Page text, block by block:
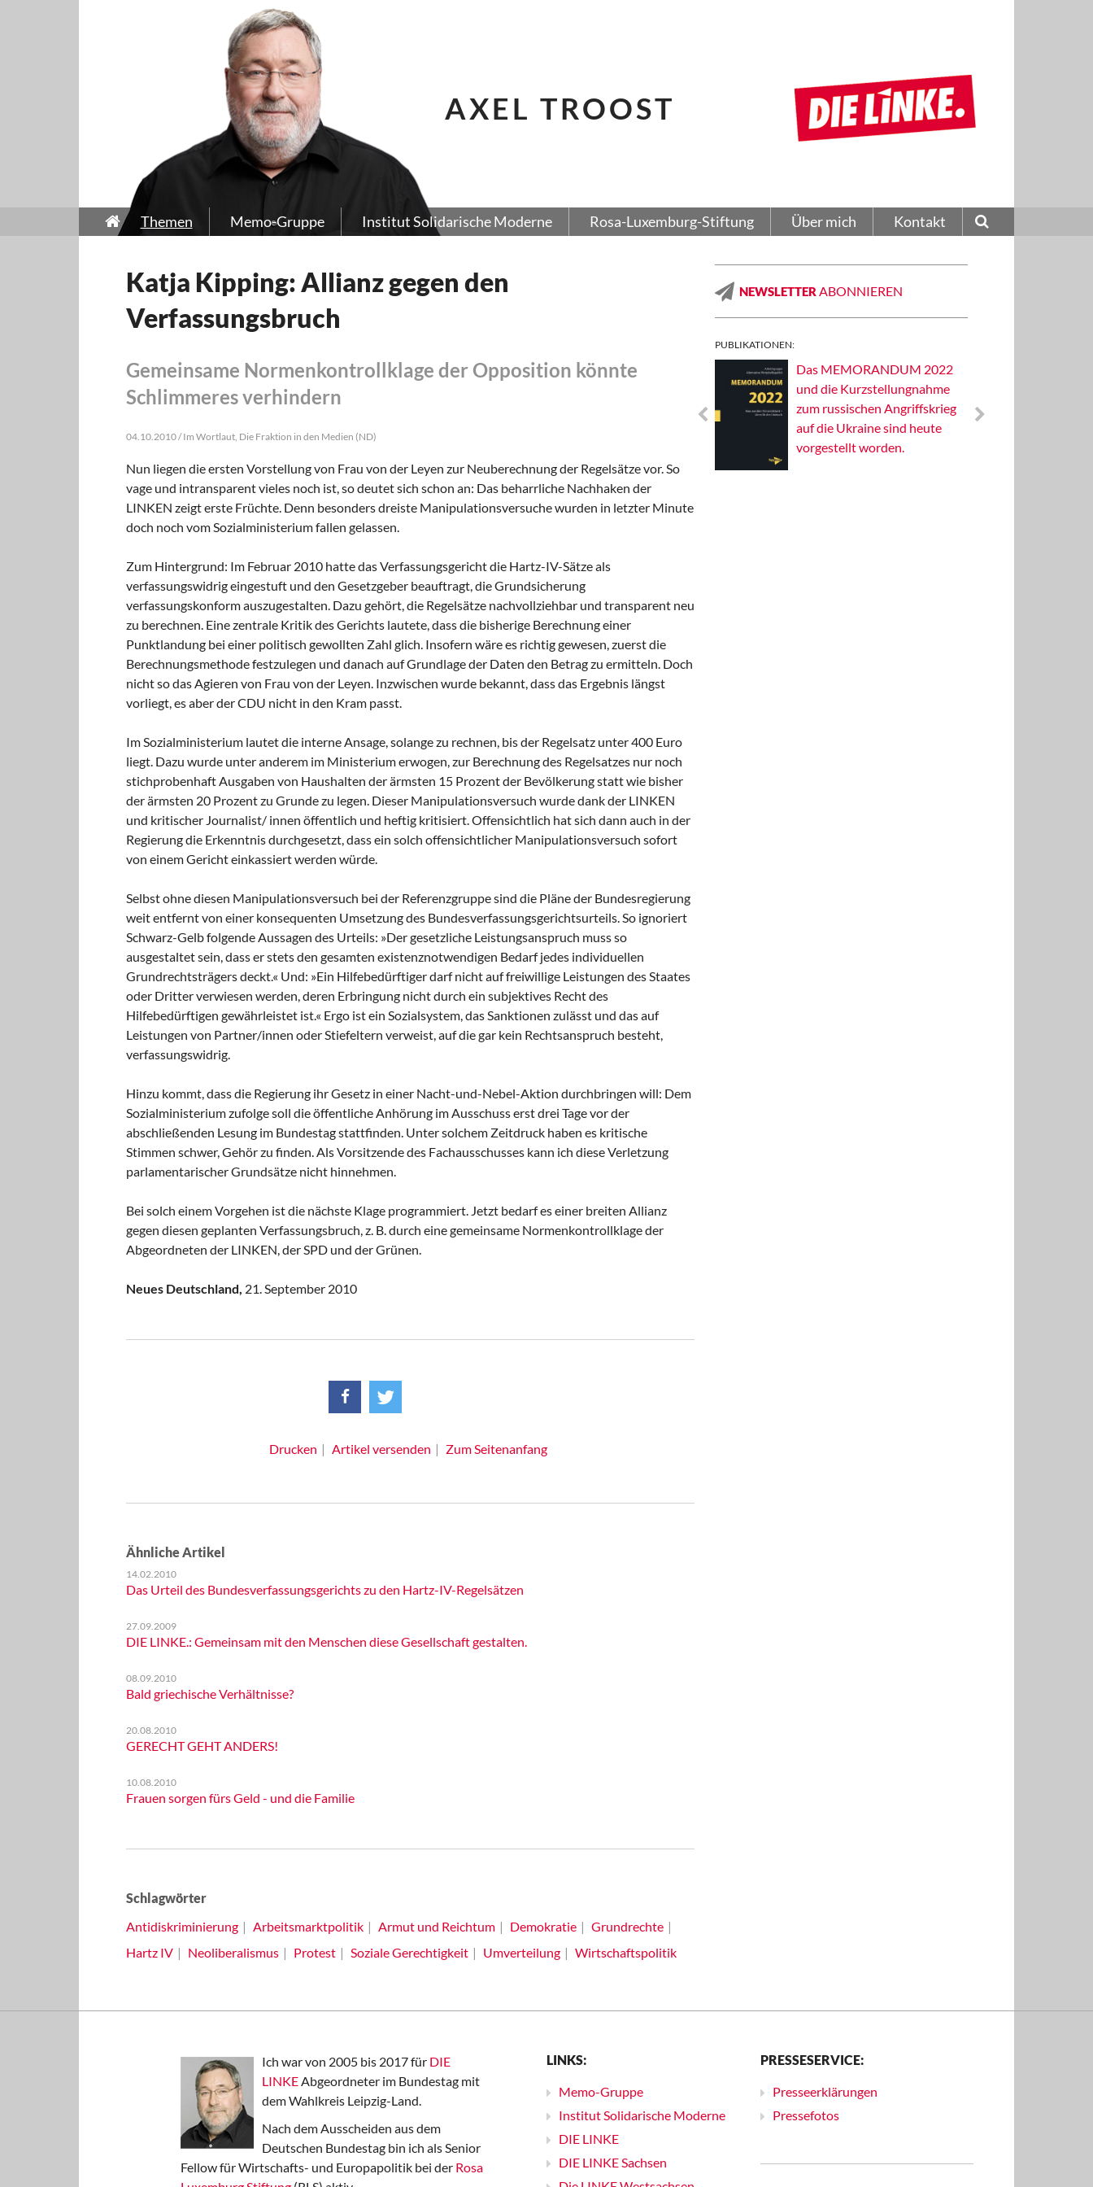
AXEL TROOST
Themen Memo-Gruppe Institut Solidarische Moderne Rosa-Luxemburg-Stiftung Über mich Kontakt
Katja Kipping: Allianz gegen den
Verfassungsbruch
Gemeinsame Normenkontrollklage der Opposition könnte
Schlimmeres verhindern
04.10.2010 / Im Wortlaut, Die Fraktion in den Medien (ND)
Nun liegen die ersten Vorstellung von Frau von der Leyen zur Neuberechnung der Regelsätze vor. So
vage und intransparent vieles noch ist, so deutet sich schon an: Das beharrliche Nachhaken der
LINKEN zeigt erste Früchte. Denn besonders dreiste Manipulationsversuche wurden in letzter Minute
doch noch vom Sozialministerium fallen gelassen.
Zum Hintergrund: Im Februar 2010 hatte das Verfassungsgericht die Hartz-IV-Sätze als
verfassungswidrig eingestuft und den Gesetzgeber beauftragt, die Grundsicherung
verfassungskonform auszugestalten. Dazu gehört, die Regelsätze nachvollziehbar und transparent neu
zu berechnen. Eine zentrale Kritik des Gerichts lautete, dass die bisherige Berechnung einer
Punktlandung bei einer politisch gewollten Zahl glich. Insofern wäre es richtig gewesen, zuerst die
Berechnungsmethode festzulegen und danach auf Grundlage der Daten den Betrag zu ermitteln. Doch
nicht so das Agieren von Frau von der Leyen. Inzwischen wurde bekannt, dass das Ergebnis längst
vorliegt, es aber der CDU nicht in den Kram passt.
Im Sozialministerium lautet die interne Ansage, solange zu rechnen, bis der Regelsatz unter 400 Euro
liegt. Dazu wurde unter anderem im Ministerium erwogen, zur Berechnung des Regelsatzes nur noch
stichprobenhaft Ausgaben von Haushalten der ärmsten 15 Prozent der Bevölkerung statt wie bisher
der ärmsten 20 Prozent zu Grunde zu legen. Dieser Manipulationsversuch wurde dank der LINKEN
und kritischer Journalist/ innen öffentlich und heftig kritisiert. Offensichtlich hat sich dann auch in der
Regierung die Erkenntnis durchgesetzt, dass ein solch offensichtlicher Manipulationsversuch sofort
von einem Gericht einkassiert werden würde.
Selbst ohne diesen Manipulationsversuch bei der Referenzgruppe sind die Pläne der Bundesregierung
weit entfernt von einer konsequenten Umsetzung des Bundesverfassungsgerichtsurteils. So ignoriert
Schwarz-Gelb folgende Aussagen des Urteils: »Der gesetzliche Leistungsanspruch muss so
ausgestaltet sein, dass er stets den gesamten existenznotwendigen Bedarf jedes individuellen
Grundrechtsträgers deckt.« Und: »Ein Hilfebedürftiger darf nicht auf freiwillige Leistungen des Staates
oder Dritter verwiesen werden, deren Erbringung nicht durch ein subjektives Recht des
Hilfebedürftigen gewährleistet ist.« Ergo ist ein Sozialsystem, das Sanktionen zulässt und das auf
Leistungen von Partner/innen oder Stiefeltern verweist, auf die gar kein Rechtsanspruch besteht,
verfassungswidrig.
Hinzu kommt, dass die Regierung ihr Gesetz in einer Nacht-und-Nebel-Aktion durchbringen will: Dem
Sozialministerium zufolge soll die öffentliche Anhörung im Ausschuss erst drei Tage vor der
abschließenden Lesung im Bundestag stattfinden. Unter solchem Zeitdruck haben es kritische
Stimmen schwer, Gehör zu finden. Als Vorsitzende des Fachausschusses kann ich diese Verletzung
parlamentarischer Grundsätze nicht hinnehmen.
Bei solch einem Vorgehen ist die nächste Klage programmiert. Jetzt bedarf es einer breiten Allianz
gegen diesen geplanten Verfassungsbruch, z. B. durch eine gemeinsame Normenkontrollklage der
Abgeordneten der LINKEN, der SPD und der Grünen.
Neues Deutschland, 21. September 2010
Drucken Artikel versenden Zum Seitenanfang
Ähnliche Artikel
14.02.2010
Das Urteil des Bundesverfassungsgerichts zu den Hartz-IV-Regelsätzen
27.09.2009
DIE LINKE.: Gemeinsam mit den Menschen diese Gesellschaft gestalten.
08.09.2010
Bald griechische Verhältnisse?
20.08.2010
GERECHT GEHT ANDERS!
10.08.2010
Frauen sorgen fürs Geld - und die Familie
Schlagwörter
Antidiskriminierung
Arbeitsmarktpolitik Armut und Reichtum Demokratie
Grundrechte
Hartz IV
Neoliberalismus Protest Soziale Gerechtigkeit Umverteilung Wirtschaftspolitik
NEWSLETTER ABONNIEREN
PUBLIKATIONEN:
Solidarisches EUropa -
Das MEMORANDUM 2022
und die Kurzstellungnahme
zum russischen Angriffskrieg
auf die Ukraine sind heute
vorgestellt worden.
Ich war von 2005 bis 2017 für DIE
LINKEAbgeordneter im Bundestag mit
dem Wahlkreis Leipzig-Land.
Nach dem Ausscheiden aus dem
Deutschen Bundestag bin ich als Senior
Fellow für Wirtschafts- und Europapolitik bei der Rosa
LINKS:
Memo-Gruppe
Institut Solidarische Moderne
DIE LINKE
DIE LINKE Sachsen
PRESSESERVICE:
Presseerklärungen
Pressefotos